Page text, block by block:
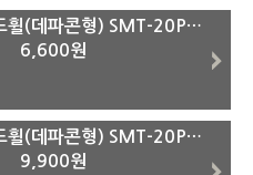
[스마토]아이드휠(데파콘형) SMT-20P외 SMT-40P
6,600원
[스마토]아이드휠(데파콘형) SMT-20P외 SMT-30P
9,900원